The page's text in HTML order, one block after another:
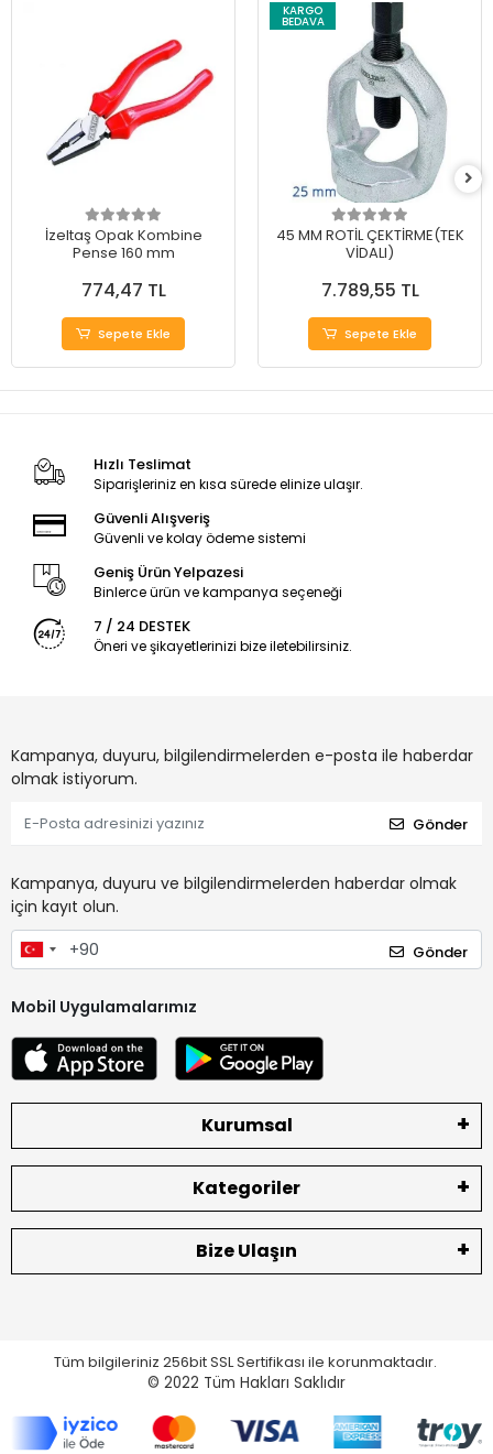
İzeltaş Opak Kombine
Pense 160 mm
774,47 TL
Sepete Ekle
KARGO
BEDAVA
45 MM ROTİL ÇEKTİRME(TEK
VİDALI)
7.789,55 TL
Sepete Ekle
Hızlı Teslimat
Siparişleriniz en kısa sürede elinize ulaşır.
Güvenli Alışveriş
Güvenli ve kolay ödeme sistemi
Geniş Ürün Yelpazesi
Binlerce ürün ve kampanya seçeneği
7 / 24 DESTEK
Öneri ve şikayetlerinizi bize iletebilirsiniz.
Kampanya, duyuru, bilgilendirmelerden e-posta ile haberdar
olmak istiyorum.
Gönder
Kampanya, duyuru ve bilgilendirmelerden haberdar olmak
için kayıt olun.
Gönder
Mobil Uygulamalarımız
Kurumsal
Kategoriler
Bize Ulaşın
Tüm bilgileriniz 256bit SSL Sertifikası ile korunmaktadır.
© 2022 Tüm Hakları Saklıdır